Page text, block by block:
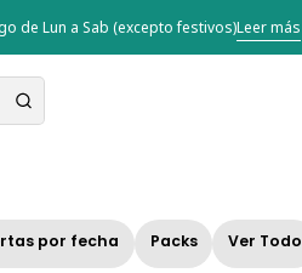
por fecha Packs Ver Todo
de Lun a Sab (excepto festivos)Leer más